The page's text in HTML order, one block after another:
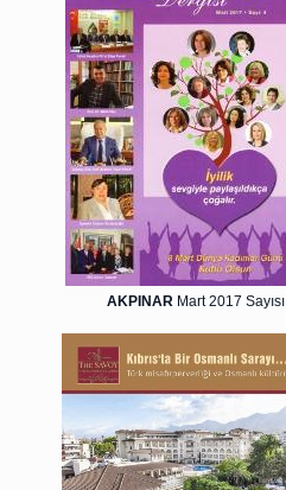
AKPINAR Mart 2017 Sayısı